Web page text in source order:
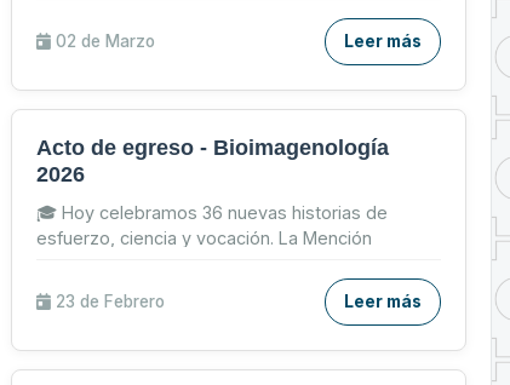
para la...
02 de Marzo Leer más
Acto de egreso - Bioimagenología
2026
🎓 Hoy celebramos 36 nuevas historias de
esfuerzo, ciencia y vocación. La Mención
Médica – UMSA despide a ...
23 de Febrero Leer más